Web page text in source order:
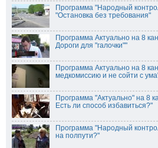
Программа "Народный
"Остановка без требования"
Программа Актуально на 8
Дороги для "галочки""
Программа Актуально на 8
медкомиссию и не сойти с
Программа "Актуально" на 8
Есть ли способ избавиться?"
Программа "Народный
на полпути?"